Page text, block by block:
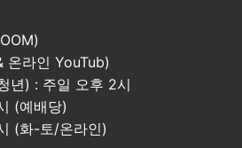
온라인 YouTub)
년) : 주일 오후 2시
(예배당)
(화-토/온라인)